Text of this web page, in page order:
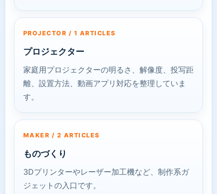
PROJECTOR / 1 ARTICLES
プロジェクター
家庭用プロジェクターの明るさ、解像度、投写距
離、設置方法、動画アプリ対応を整理していま
す。
MAKER / 2 ARTICLES
ものづくり
3Dプリンターやレーザー加工機など、制作系ガ
ジェットの入口です。